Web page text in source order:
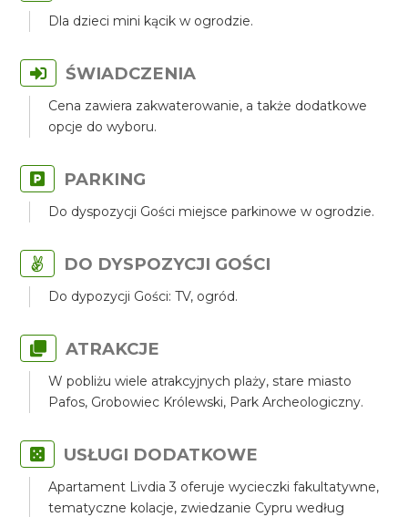
Dla dzieci mini kącik w ogrodzie.
ŚWIADCZENIA
Cena zawiera zakwaterowanie, a także dodatkowe
opcje do wyboru.
PARKING
Do dyspozycji Gości miejsce parkinowe w ogrodzie.
DO DYSPOZYCJI GOŚCI
Do dypozycji Gości: TV, ogród.
ATRAKCJE
W pobliżu wiele atrakcyjnych plaży, stare miasto
Pafos, Grobowiec Królewski, Park Archeologiczny.
USŁUGI DODATKOWE
Apartament Livdia 3 oferuje wycieczki fakultatywne,
tematyczne kolacje, zwiedzanie Cypru według